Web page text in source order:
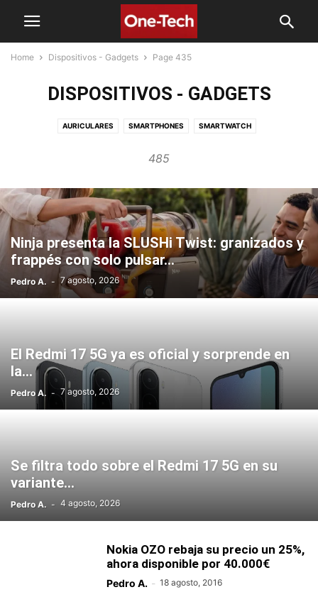
Home Dispositivos - Gadgets Page 435
DISPOSITIVOS - GADGETS
AURICULARES SMARTPHONES SMARTWATCH
485
Ninja presenta la SLUSHi Twist: granizados y
frappés con solo pulsar...
Pedro A. - 7 agosto, 2026
El Redmi 17 5G ya es oficial y sorprende en
la...
Pedro A. - 7 agosto, 2026
Se filtra todo sobre el Redmi 17 5G en su
variante...
Pedro A. - 4 agosto, 2026
Nokia OZO rebaja su precio un 25%,
ahora disponible por 40.000€
Pedro A. - 18 agosto, 2016